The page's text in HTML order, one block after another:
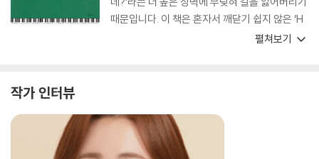
때문입니다. 이 책은 혼자서 깨닫기 쉽지 않은 ‘H
ow to’에 대한 방법을 쉽고 친절하게 설명해 주
펼쳐보기
작가 인터뷰